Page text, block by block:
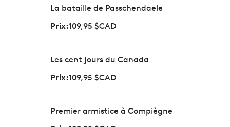
La bataille de Passchendaele
Prix:109,95 $CAD
Les cent jours du Canada
Prix:109,95 $CAD
Premier armistice à Compiègne